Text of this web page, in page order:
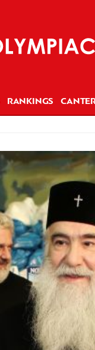
RANKINGS